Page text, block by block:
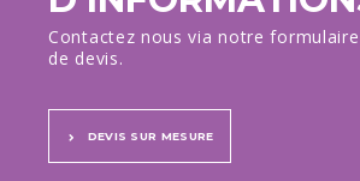
Contactez nous via notre
de devis.
DEVIS SUR MESURE